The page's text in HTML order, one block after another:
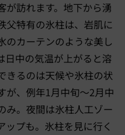
が訪れます。地下から湧
父特有の氷柱は、岩肌に
のカーテンのような美し
日中の気温が上がると溶
きるのは天候や氷柱の状
が、例年1月中旬～2月中
み。夜間は氷柱人工ゾー
ップも。氷柱を見に行く